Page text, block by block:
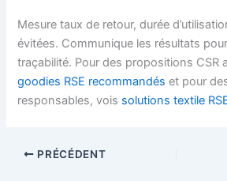
Mesure taux de retour, durée
évitées. Communique les résultats
traçabilité. Pour des propositions CSR
goodies RSE recommandés et pour
responsables, vois solutions textile
PRÉCÉDENT